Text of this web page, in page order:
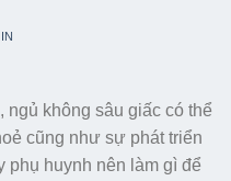
không sâu giấc có thể
cũng như sự phát triển
phụ huynh nên làm gì để